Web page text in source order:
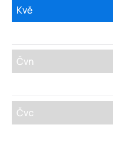
Kvě
Čvn
Čvc